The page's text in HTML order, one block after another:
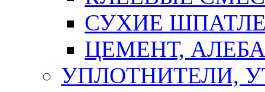
СУХИЕ
ЦЕМЕНТ,
УПЛОТНИТЕЛИ,